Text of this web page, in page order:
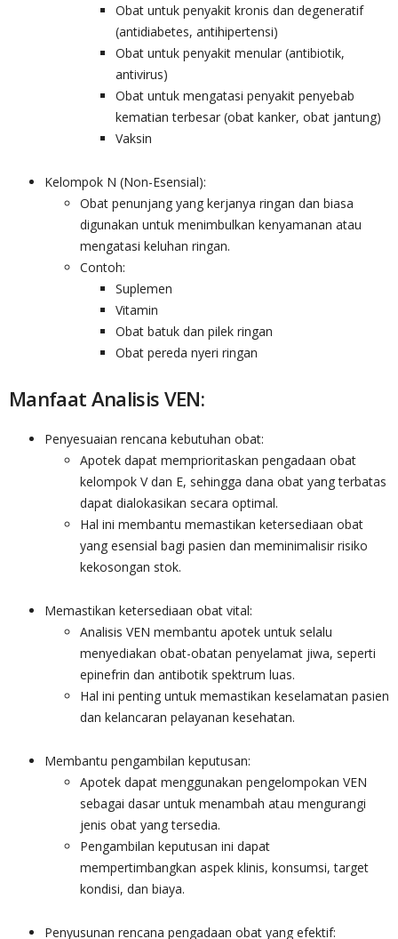
Obat untuk penyakit kronis dan degeneratif
(antidiabetes, antihipertensi)
Obat untuk penyakit menular (antibiotik,
antivirus)
Obat untuk mengatasi penyakit penyebab
kematian terbesar (obat kanker, obat jantung)
Vaksin
Kelompok N (Non-Esensial):
Obat penunjang yang kerjanya ringan dan biasa
digunakan untuk menimbulkan kenyamanan atau
mengatasi keluhan ringan.
Contoh:
Suplemen
Vitamin
Obat batuk dan pilek ringan
Obat pereda nyeri ringan
Manfaat Analisis VEN:
Penyesuaian rencana kebutuhan obat:
Apotek dapat memprioritaskan pengadaan obat
kelompok V dan E, sehingga dana obat yang terbatas
dapat dialokasikan secara optimal.
Hal ini membantu memastikan ketersediaan obat
yang esensial bagi pasien dan meminimalisir risiko
kekosongan stok.
Memastikan ketersediaan obat vital:
Analisis VEN membantu apotek untuk selalu
menyediakan obat-obatan penyelamat jiwa, seperti
epinefrin dan antibotik spektrum luas.
Hal ini penting untuk memastikan keselamatan pasien
dan kelancaran pelayanan kesehatan.
Membantu pengambilan keputusan:
Apotek dapat menggunakan pengelompokan VEN
sebagai dasar untuk menambah atau mengurangi
jenis obat yang tersedia.
Pengambilan keputusan ini dapat
mempertimbangkan aspek klinis, konsumsi, target
kondisi, dan biaya.
Penyusunan rencana pengadaan obat yang efektif: